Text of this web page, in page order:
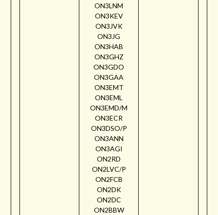
ON3LNM
ON3KEV
ON3JVK
ON3JG
ON3HAB
ON3GHZ
ON3GDO
ON3GAA
ON3EMT
ON3EML
ON3EMD/M
ON3ECR
ON3DSO/P
ON3ANN
ON3AGI
ON2RD
ON2LVC/P
ON2FCB
ON2DK
ON2DC
ON2BBW